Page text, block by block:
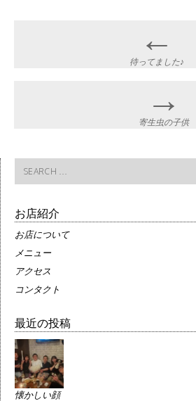
navigation
←
待ってました♪
→
寄生虫の子供
Search
for:
お店紹介
お店について
メニュー
アクセス
コンタクト
最近の投稿
懐かしい顔